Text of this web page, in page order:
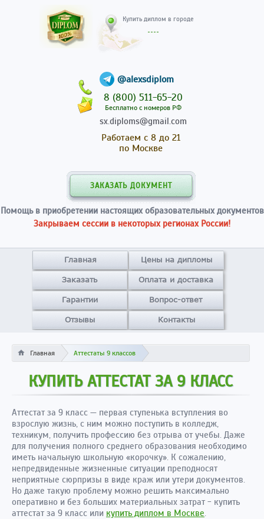
@alexsdiplom
8 (800) 511-65-20
Бесплатно с номеров РФ
sx.diploms@gmail.com
Работаем с 8 до 21
по Москве
ЗАКАЗАТЬ ДОКУМЕНТ
Помощь в приобретении настоящих образовательных документов
Закрываем сессии в некоторых регионах России!
Главная Цены на дипломы
Заказать Оплата и доставка
Гарантии Вопрос-ответ
Отзывы Контакты
Главная Аттестаты 9 классов
КУПИТЬ АТТЕСТАТ ЗА 9 КЛАСС
Аттестат за 9 класс — первая ступенька вступления во
взрослую жизнь, с ним можно поступить в колледж,
техникум, получить профессию без отрыва от учебы. Даже
для получения полного среднего образования необходимо
иметь начальную школьную «корочку». К сожалению,
непредвиденные жизненные ситуации преподносят
неприятные сюрпризы в виде краж или утери документов.
Но даже такую проблему можно решить максимально
оперативно и без больших материальных затрат - купить
аттестат за 9 класс или купить диплом в Москве.